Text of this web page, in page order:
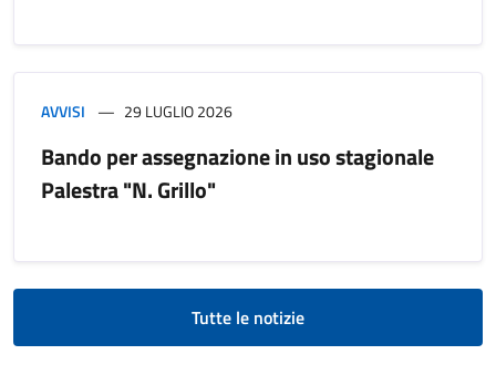
AVVISI 29 LUGLIO 2026
Bando per assegnazione in uso stagionale
Palestra "N. Grillo"
Tutte le notizie